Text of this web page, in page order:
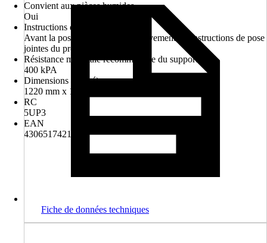
Convient aux pièces humides
Oui
Instructions de pose
Avant la pose, veuillez lire attentivement les instructions de pose
jointes du produit
Résistance minimale recommandée du support
400 kPA
Dimensions (Lxlxé)
1220 mm x 180.0 mm x 6 mm
RC
5UP3
EAN
4306517421281
Fiche de données techniques